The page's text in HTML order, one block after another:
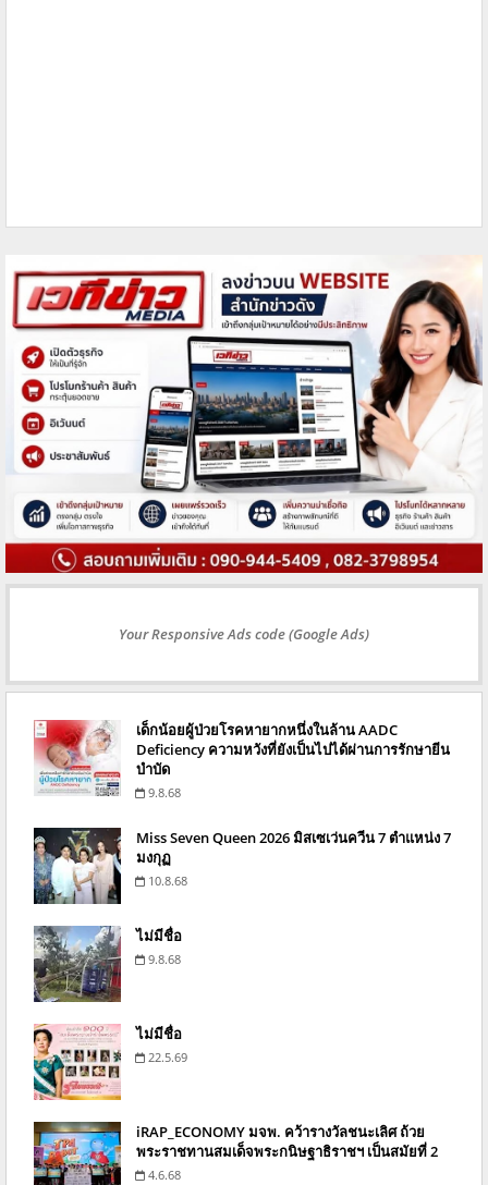
Your Responsive Ads code (Google Ads)
เด็กน้อยผู้ป่วยโรคหายากหนึ่งในล้าน AADC
Deficiency ความหวังที่ยังเป็นไปได้ผ่านการรักษายีน
บำบัด
9.8.68
Miss Seven Queen 2026 มิสเซเว่นควีน 7 ตำแหน่ง 7
มงกุฏ
10.8.68
ไม่มีชื่อ
9.8.68
ไม่มีชื่อ
22.5.69
iRAP_ECONOMY มจพ. คว้ารางวัลชนะเลิศ ถ้วย
พระราชทานสมเด็จพระกนิษฐาธิราชฯ เป็นสมัยที่ 2
4.6.68